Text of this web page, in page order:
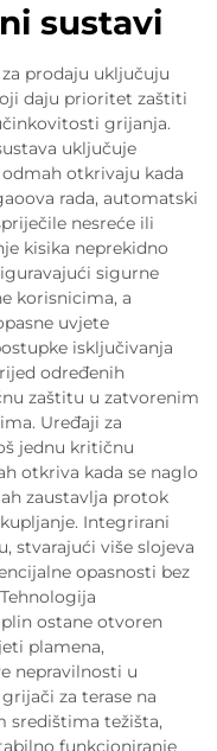
sustavi
prodaju uključuju
daju prioritet zaštiti
grijanja.
uključuje
otkrivaju kada
rada, automatski
nesreće ili
kisika neprekidno
sigurne
korisnicima, a
uvjete
isključivanja
određenih
zaštitu u zatvorenim
Uređaji za
jednu kritičnu
otkriva kada se naglo
zaustavlja protok
Integrirani
stvarajući više slojeva
opasnosti bez
ostane otvoren
plamena,
nepravilnosti u
za terase na
središtima težišta,
funkcioniranje